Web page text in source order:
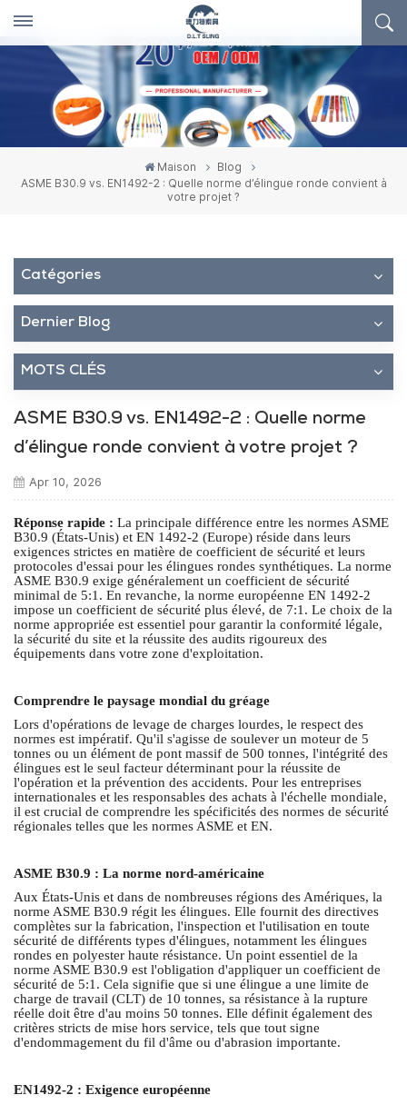
Maison
Blog
ASME B30.9 vs. EN1492-2 : Quelle norme d’élingue ronde convient à
votre projet ?
Catégories
Dernier Blog
MOTS CLÉS
ASME B30.9 vs. EN1492-2 : Quelle norme
d’élingue ronde convient à votre projet ?
Apr 10, 2026
Réponse rapide : La principale différence entre les normes ASME
B30.9 (États-Unis) et EN 1492-2 (Europe) réside dans leurs
exigences strictes en matière de coefficient de sécurité et leurs
protocoles d'essai pour les élingues rondes synthétiques. La norme
ASME B30.9 exige généralement un coefficient de sécurité
minimal de 5:1. En revanche, la norme européenne EN 1492-2
impose un coefficient de sécurité plus élevé, de 7:1. Le choix de la
norme appropriée est essentiel pour garantir la conformité légale,
la sécurité du site et la réussite des audits rigoureux des
équipements dans votre zone d'exploitation.
Comprendre le paysage mondial du gréage
Lors d'opérations de levage de charges lourdes, le respect des
normes est impératif. Qu'il s'agisse de soulever un moteur de 5
tonnes ou un élément de pont massif de 500 tonnes, l'intégrité des
élingues est le seul facteur déterminant pour la réussite de
l'opération et la prévention des accidents. Pour les entreprises
internationales et les responsables des achats à l'échelle mondiale,
il est crucial de comprendre les spécificités des normes de sécurité
régionales telles que les normes ASME et EN.
ASME B30.9 : La norme nord-américaine
Aux États-Unis et dans de nombreuses régions des Amériques, la
norme ASME B30.9 régit les élingues. Elle fournit des directives
complètes sur la fabrication, l'inspection et l'utilisation en toute
sécurité de différents types d'élingues, notamment les élingues
rondes en polyester haute résistance. Un point essentiel de la
norme ASME B30.9 est l'obligation d'appliquer un coefficient de
sécurité de 5:1. Cela signifie que si une élingue a une limite de
charge de travail (CLT) de 10 tonnes, sa résistance à la rupture
réelle doit être d'au moins 50 tonnes. Elle définit également des
critères stricts de mise hors service, tels que tout signe
d'endommagement du fil d'âme ou d'abrasion importante.
EN1492-2 : Exigence européenne